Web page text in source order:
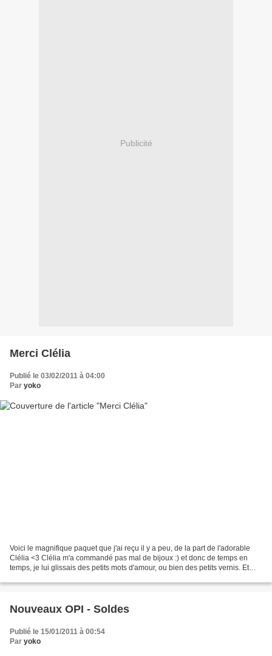
Publicité
Merci Clélia
Publié le 03/02/2011 à 04:00
Par yoko
Voici le magnifique paquet que j'ai reçu il y a peu, de la part de l'adorable
Clélia <3 Clélia m'a commandé pas mal de bijoux :) et donc de temps en
temps, je lui glissais des petits mots d'amour, ou bien des petits vernis. Et
Nouveaux OPI - Soldes
Publié le 15/01/2011 à 00:54
Par yoko